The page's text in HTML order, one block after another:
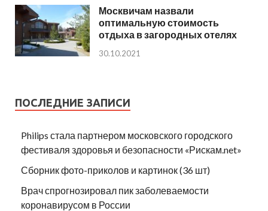
Москвичам назвали
оптимальную стоимость
отдыха в загородных отелях
30.10.2021
ПОСЛЕДНИЕ ЗАПИСИ
Philips стала партнером московского городского
фестиваля здоровья и безопасности «Рискам.net»
Сборник фото-приколов и картинок (36 шт)
Врач спрогнозировал пик заболеваемости
коронавирусом в России